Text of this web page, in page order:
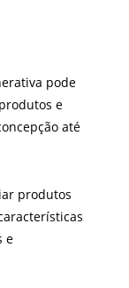
pode
e
até
produtos
e